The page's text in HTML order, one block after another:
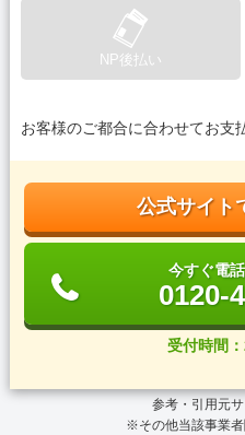
NP後払い
お客様のご都合に合わせてお支
公式サイト
今すぐ電
0120-
受付時間
参考・引用元サ
※その他当該事業者